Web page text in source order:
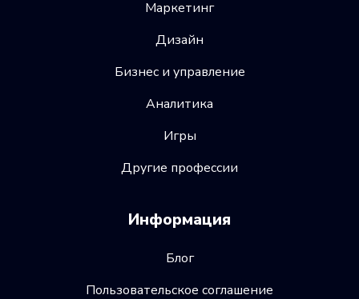
Маркетинг
Дизайн
Бизнес и управление
Аналитика
Игры
Другие профессии
Информация
Блог
Пользовательское соглашение